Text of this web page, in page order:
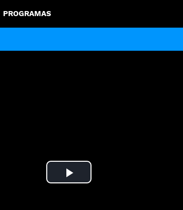
PROGRAMAS
Play